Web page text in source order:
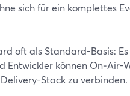
sich für ein komplettes
oft als Standard-Basis:
Entwickler können
Stack zu verbinden.